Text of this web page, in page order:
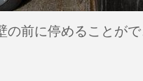
の前に停めることがで